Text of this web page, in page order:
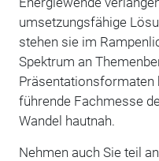
umsetzungsfähige
stehen sie im
Spektrum an
Präsentationsformaten
führende Fachmesse
Wandel hautnah.
Nehmen auch Sie teil